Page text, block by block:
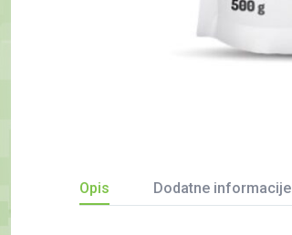
Opis Dodatne informacije